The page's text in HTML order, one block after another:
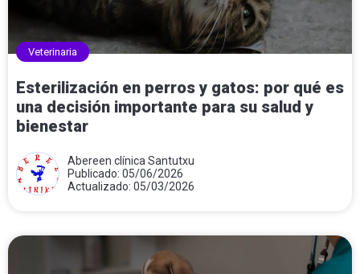
Veterinaria
Esterilización en perros y gatos: por qué es
una decisión importante para su salud y
bienestar
Abereen clínica Santutxu
Publicado: 05/06/2026
Actualizado: 05/03/2026